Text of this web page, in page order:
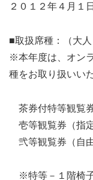
２０１２年４月１
■取扱席種：（大人
※本年度は、オン
種をお取り扱いい
茶券付特等観覧
壱等観覧券（指
弐等観覧券（自
※特等－１階椅子